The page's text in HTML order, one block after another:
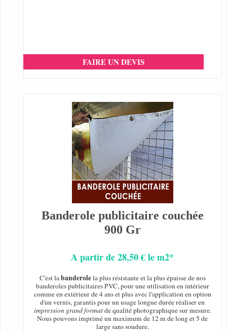
FAIRE UN DEVIS
Banderole publicitaire couchée
900 Gr
A partir de 28,50 € le m2*
C'est labanderolela plus résistante et la plus épaisse de nos
banderoles publicitaires PVC, pour une utilisation en intérieur
comme en extérieur de 4 ans et plus avec l'application en option
d'un vernis, garantis pour un usage longue durée réaliser en
impression grand formatde qualité photographique sur mesure.
Nous pouvons imprimé un maximum de 12 m de long et 5 de
large sans soudure.